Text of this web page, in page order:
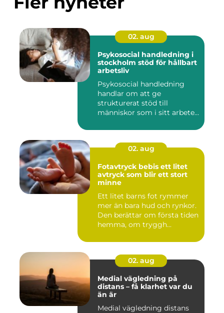
02. aug
Psykosocial handledning i
stockholm stöd för hållbart
arbetsliv
Psykosocial handledning
handlar om att ge
strukturerat stöd till
människor som i sitt arbete
02. aug
Fotavtryck bebis ett litet
avtryck som blir ett stort
minne
Ett litet barns fot rymmer
mer än bara hud och rynkor.
Den berättar om första tiden
hemma, om tryggh...
02. aug
Medial vägledning på
distans – få klarhet var du
än är
Medial vägledning distans